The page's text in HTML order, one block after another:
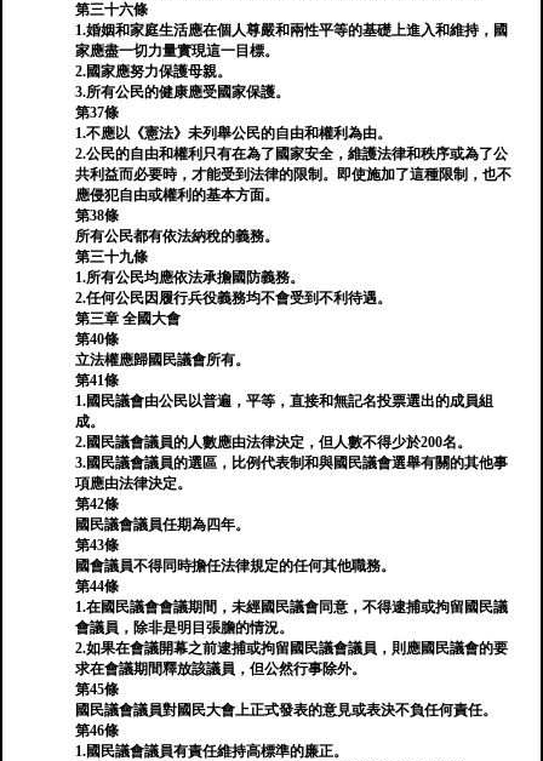
第三十六條
1.婚姻和家庭生活應在個人尊嚴和兩性平等的基礎上進入和維持，國
家應盡一切力量實現這一目標。
2.國家應努力保護母親。
3.所有公民的健康應受國家保護。
第37條
1.不應以《憲法》未列舉公民的自由和權利為由。
2.公民的自由和權利只有在為了國家安全，維護法律和秩序或為了公
共利益而必要時，才能受到法律的限制。即使施加了這種限制，也不
應侵犯自由或權利的基本方面。
第38條
所有公民都有依法納稅的義務。
第三十九條
1.所有公民均應依法承擔國防義務。
2.任何公民因履行兵役義務均不會受到不利待遇。
第三章 全國大會
第40條
立法權應歸國民議會所有。
第41條
1.國民議會由公民以普遍，平等，直接和無記名投票選出的成員組
成。
2.國民議會議員的人數應由法律決定，但人數不得少於200名。
3.國民議會議員的選區，比例代表制和與國民議會選舉有關的其他事
項應由法律決定。
第42條
國民議會議員任期為四年。
第43條
國會議員不得同時擔任法律規定的任何其他職務。
第44條
1.在國民議會會議期間，未經國民議會同意，不得逮捕或拘留國民議
會議員，除非是明目張膽的情況。
2.如果在會議開幕之前逮捕或拘留國民議會議員，則應國民議會的要
求在會議期間釋放該議員，但公然行事除外。
第45條
國民議會議員對國民大會上正式發表的意見或表決不負任何責任。
第46條
1.國民議會議員有責任維持高標準的廉正。